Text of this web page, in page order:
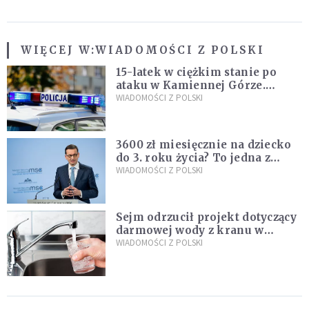
WIĘCEJ W:WIADOMOŚCI Z POLSKI
15-latek w ciężkim stanie po
ataku w Kamiennej Górze.
Policja zatrzymała dwóch
WIADOMOŚCI Z POLSKI
3600 zł miesięcznie na dziecko
do 3. roku życia? To jedna z
propozycji programu "Rozwój
WIADOMOŚCI Z POLSKI
Sejm odrzucił projekt dotyczący
darmowej wody z kranu w
restauracjach
WIADOMOŚCI Z POLSKI